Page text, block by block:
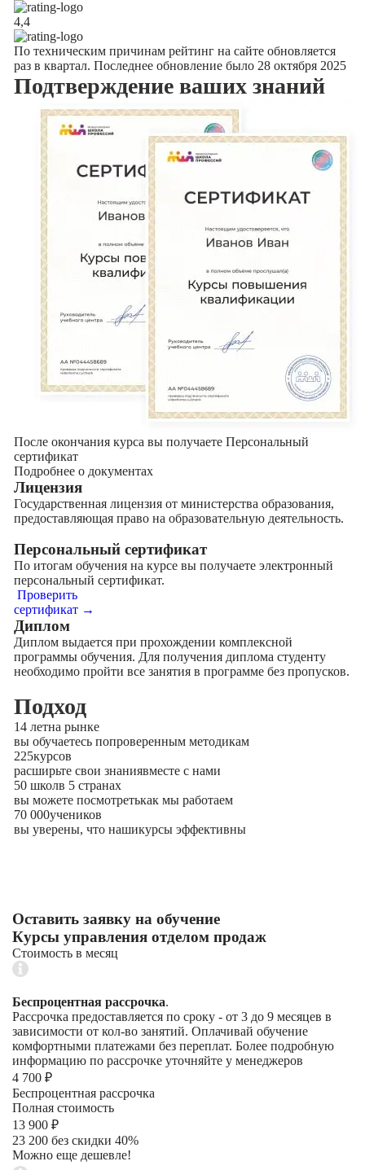
4,4
По техническим причинам рейтинг на сайте обновляется
раз в квартал. Последнее обновление было 28 октября 2025
Подтверждение ваших знаний
После окончания курса вы получаете Персональный
сертификат
Подробнее о документах
Лицензия
Государственная лицензия от министерства образования,
предоставляющая право на образовательную деятельность.
Персональный сертификат
По итогам обучения на курсе вы получаете электронный
персональный сертификат.
Проверить
сертификат →
Диплом
Диплом выдается при прохождении комплексной
программы обучения. Для получения диплома студенту
необходимо пройти все занятия в программе без пропусков.
Подход
14 летна рынке
вы обучаетесь попроверенным методикам
225курсов
расширьте свои знаниявместе с нами
50 школв 5 странах
вы можете посмотретькак мы работаем
70 000учеников
вы уверены, что нашикурсы эффективны
Оставить заявку на обучение
Курсы управления отделом продаж
Стоимость в месяц
Беспроцентная рассрочка.
Рассрочка предоставляется по сроку - от 3 до 9 месяцев в
зависимости от кол-во занятий. Оплачивай обучение
комфортными платежами без переплат. Более подробную
информацию по рассрочке уточняйте у менеджеров
4 700 ₽
Беспроцентная рассрочка
Полная стоимость
13 900 ₽
23 200 без скидки 40%
Можно еще дешевле!